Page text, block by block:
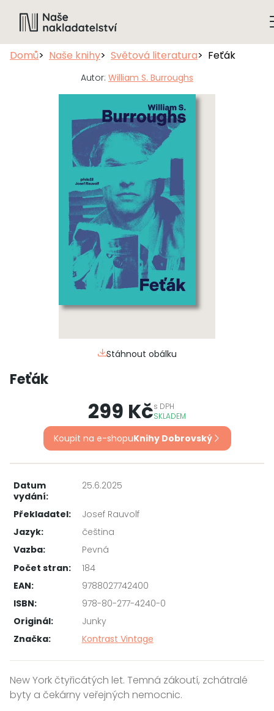
Domů Naše knihy Světová literatura Feťák
Autor: William S. Burroughs
Stáhnout obálku
Feťák
299 Kčs DPH
SKLADEM
Koupit na e-shopuKnihy Dobrovský
Datum
vydání:
25.6.2025
Překladatel:
Josef Rauvolf
Jazyk:
čeština
Vazba:
Pevná
Počet stran:
184
EAN:
9788027742400
ISBN:
978-80-277-4240-0
Originál:
Junky
Značka:
Kontrast Vintage
New York čtyřicátých let. Temná zákoutí, zchátralé
byty a čekárny veřejných nemocnic.